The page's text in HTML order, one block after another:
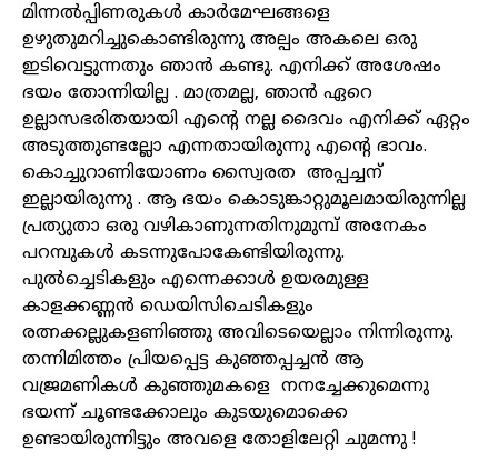
മിന്നൽപ്പിണരുകൾ കാർമേഘങ്ങളെ
ഉഴുതുമറിച്ചുകൊണ്ടിരുന്നു അല്പം അകലെ ഒരു
ഇടിവെട്ടുന്നതും ഞാൻ കണ്ടു. എനിക്ക് അശേഷം
ഭയം തോന്നിയില്ല . മാത്രമല്ല, ഞാൻ ഏറെ
ഉല്ലാസഭരിതയായി എന്റെ നല്ല ദൈവം എനിക്ക് ഏറ്റം
അടുത്തുണ്ടല്ലോ എന്നതായിരുന്നു എന്റെ ഭാവം.
കൊച്ചുറാണിയോണം സ്വൈരത അപ്പച്ചന്
ഇല്ലായിരുന്നു . ആ ഭയം കൊടുങ്കാറ്റുമൂലമായിരുന്നില്ല
പ്രത്യുതാ ഒരു വഴികാണുന്നതിനുമുമ്പ് അനേകം
പറമ്പുകൾ കടന്നുപോകേണ്ടിയിരുന്നു.
പുൽച്ചെടികളും എന്നെക്കാൾ ഉയരമുള്ള
കാളക്കണ്ണൻ ഡെയിസിചെടികളും
രത്നക്കല്ലുകളണിഞ്ഞു അവിടെയെല്ലാം നിന്നിരുന്നു.
തന്നിമിത്തം പ്രിയപ്പെട്ട കുഞ്ഞപ്പച്ചൻ ആ
വജ്രമണികൾ കുഞ്ഞുമകളെ നനച്ചേക്കുമെന്നു
ഭയന്ന് ചൂണ്ടക്കോലും കുടയുമൊക്കെ
ഉണ്ടായിരുന്നിട്ടും അവളെ തോളിലേറ്റി ചുമന്നു !